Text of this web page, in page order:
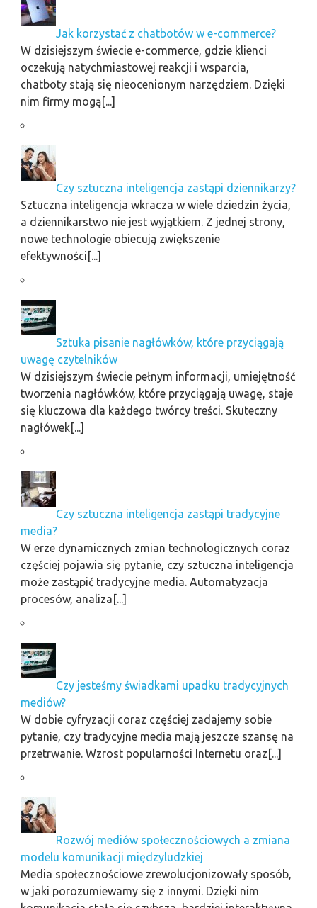
Jak korzystać z chatbotów w e-commerce?
W dzisiejszym świecie e-commerce, gdzie klienci
oczekują natychmiastowej reakcji i wsparcia,
chatboty stają się nieocenionym narzędziem. Dzięki
nim firmy mogą[...]
Czy sztuczna inteligencja zastąpi dziennikarzy?
Sztuczna inteligencja wkracza w wiele dziedzin życia,
a dziennikarstwo nie jest wyjątkiem. Z jednej strony,
nowe technologie obiecują zwiększenie
efektywności[...]
Sztuka pisanie nagłówków, które przyciągają
uwagę czytelników
W dzisiejszym świecie pełnym informacji, umiejętność
tworzenia nagłówków, które przyciągają uwagę, staje
się kluczowa dla każdego twórcy treści. Skuteczny
nagłówek[...]
Czy sztuczna inteligencja zastąpi tradycyjne
media?
W erze dynamicznych zmian technologicznych coraz
częściej pojawia się pytanie, czy sztuczna inteligencja
może zastąpić tradycyjne media. Automatyzacja
procesów, analiza[...]
Czy jesteśmy świadkami upadku tradycyjnych
mediów?
W dobie cyfryzacji coraz częściej zadajemy sobie
pytanie, czy tradycyjne media mają jeszcze szansę na
przetrwanie. Wzrost popularności Internetu oraz[...]
Rozwój mediów społecznościowych a zmiana
modelu komunikacji międzyludzkiej
Media społecznościowe zrewolucjonizowały sposób,
w jaki porozumiewamy się z innymi. Dzięki nim